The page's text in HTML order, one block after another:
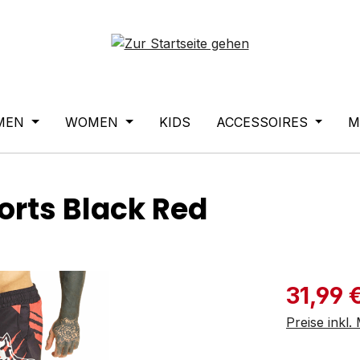
WOMEN KIDS ACCESSOIRES
Black Red
31,99
Preise inkl.